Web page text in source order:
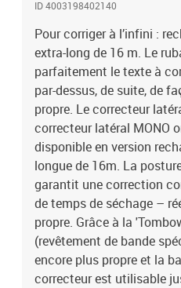
supérieur à 60% du poids brut.
ID 4003198402140
Pour corriger à l’infini :
extra-long de 16 m. Le
parfaitement le texte à
par-dessus, de suite, de
propre. Le correcteur
correcteur latéral MONO
disponible en version
longue de 16m. La
garantit une correction
de temps de séchage –
propre. Grâce à la
(revêtement de bande
encore plus propre et la
correcteur est utilisable